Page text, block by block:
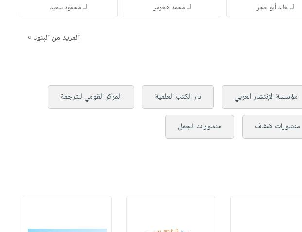
لـخالد أبو حجر لـ محمد هجرس لـ محمود سعيد
المزيد من البنود »
مؤسسة الإنتشار العربي دار الكتب العلمية المركز القومي للترجمة
منشورات ضفاف منشورات الجمل